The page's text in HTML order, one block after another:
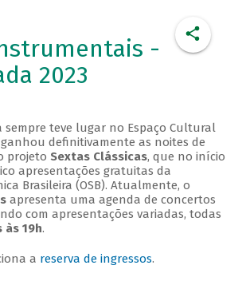
-
2023
sempre teve lugar no Espaço Cultural
ganhou definitivamente as noites de
projeto Sextas Clássicas, que no início
apresentações gratuitas da
Brasileira (OSB). Atualmente, o
apresenta uma agenda de concertos
com apresentações variadas, todas
19h.
a reserva de ingressos.